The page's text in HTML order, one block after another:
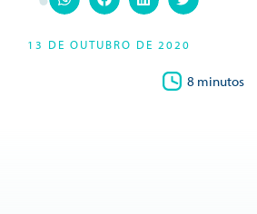
13 DE OUTUBRO DE 2020
8 minutos